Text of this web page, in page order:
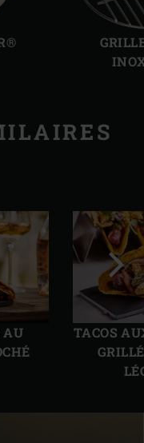
AU
TACOS